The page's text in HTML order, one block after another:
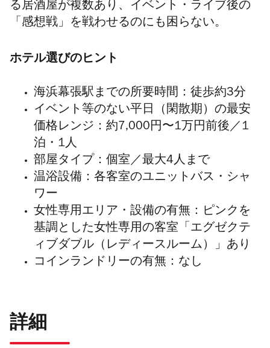
る居酒屋が複数あり、イベント・ライブ後の
「感想戦」を戦わせるのにも困らない。
ホテル選びのヒント
海浜幕張駅までの所要時間：徒歩約3分
イベント等のない平日（閑散期）の最安
価格レンジ：約7,000円〜1万円前後／1
泊・1人
部屋タイプ：個室／最大4人まで
温浴設備：各客室のユニットバス・シャ
ワー
女性専用エリア・設備の有無：ピンクを
基調とした女性専用の客室「エグゼクテ
ィブダブル（レディースルーム）」あり
コインランドリーの有無：なし
詳細